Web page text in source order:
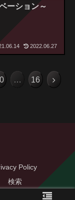
ーション～
2022.06.27
… 16
Policy
検索